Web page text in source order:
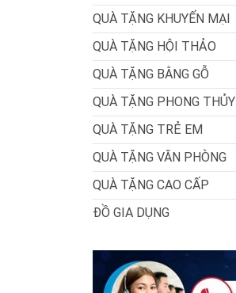
QUÀ TẶNG KHUYẾN MẠI
QUÀ TẶNG HỘI THẢO
QUÀ TẶNG BẰNG GỖ
QUÀ TẶNG PHONG THỦY
QUÀ TẶNG TRẺ EM
QUÀ TẶNG VĂN PHÒNG
QUÀ TẶNG CAO CẤP
ĐỒ GIA DỤNG